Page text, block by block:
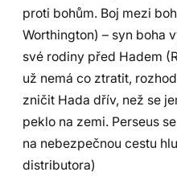
proti bohům. Boj mezi
Worthington) – syn boha
své rodiny před Hadem
už nemá co ztratit,
zničit Hada dřív, než se
peklo na zemi. Perseus
na nebezpečnou cestu
distributora)